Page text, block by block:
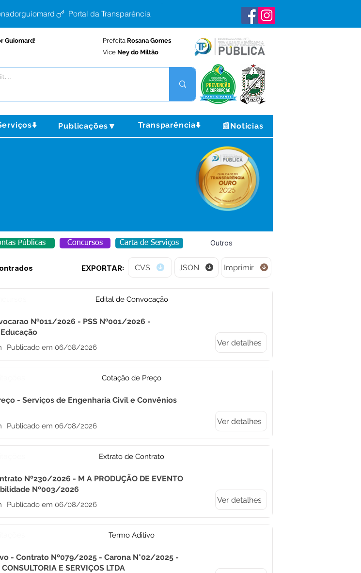
Portal da Transparência
Guiomard! Prefeita Rosana Gomes
Vice Ney do Miltão
Publicações🔽 Transparência⬇️ 📰Notícias
Públicas Concursos Carta de Serviços Outros
EXPORTAR: CVS JSON Imprimir
Edital de Convocação
№011/2026 - PSS №001/2026 -
Publicado em 06/08/2026
Ver detalhes
Cotação de Preço
- Serviços de Engenharia Civil e Convênios
Publicado em 06/08/2026
Ver detalhes
Extrato de Contrato
Nº230/2026 - M A PRODUÇÃO DE EVENTO
Nº003/2026
Publicado em 06/08/2026
Ver detalhes
Termo Aditivo
- Contrato Nº079/2025 - Carona N°02/2025 -
E SERVIÇOS LTDA